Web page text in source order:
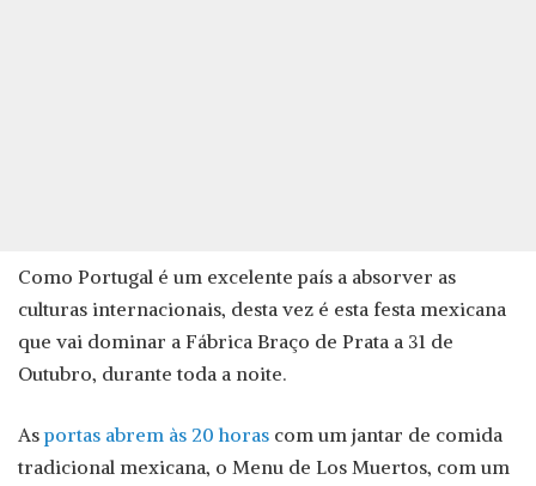
Como Portugal é um excelente país a absorver as
culturas internacionais, desta vez é esta festa mexicana
que vai dominar a Fábrica Braço de Prata a 31 de
Outubro, durante toda a noite.
Asportas abrem às 20 horas com um jantar de comida
tradicional mexicana, o Menu de Los Muertos, com um